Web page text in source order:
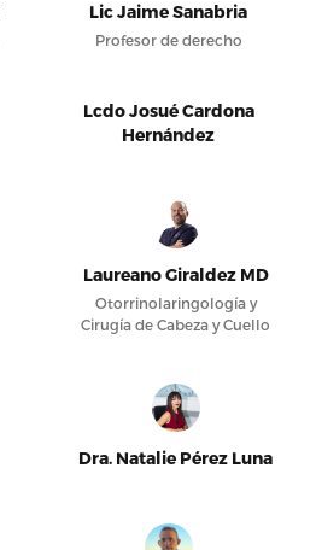
Lic Jaime Sanabria
Profesor de derecho
Lcdo Josué Cardona
Hernández
Laureano Giraldez MD
Otorrinolaringología y
Cirugía de Cabeza y Cuello
Dra. Natalie Pérez Luna